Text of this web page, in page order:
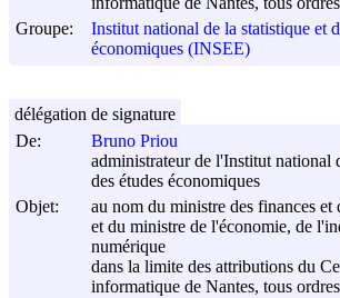
Groupe:
Institut national de la statistique et
économiques (INSEE)
De:
Bruno Priou
administrateur de l'Institut national
des études économiques
Objet:
au nom du ministre des finances et
et du ministre de l'économie, de
numérique
dans la limite des attributions du
informatique de Nantes, tous
délégation de signature